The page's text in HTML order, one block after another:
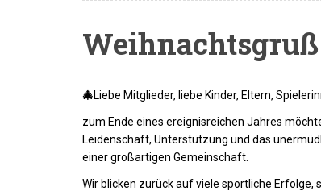
Weihnachtsgruß
🎄Liebe Mitglieder, liebe Kinder, Eltern,
zum Ende eines ereignisreichen Jahres
Leidenschaft, Unterstützung und das
einer großartigen Gemeinschaft.
Wir blicken zurück auf viele sportliche